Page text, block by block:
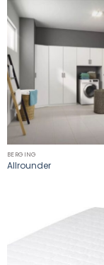
BERGING
Allrounder